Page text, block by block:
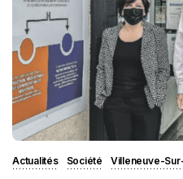
Actualités Société Villeneuve-